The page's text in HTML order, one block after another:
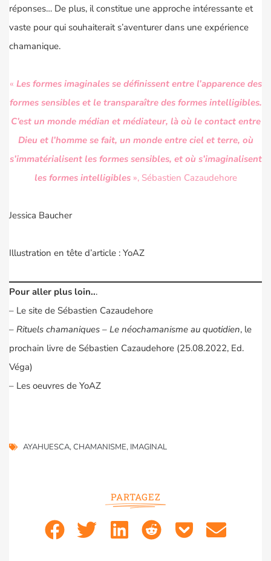
réponses… De plus, il constitue une approche intéressante et
vaste pour qui souhaiterait s’aventurer dans une expérience
chamanique.
« Les formes imaginales se définissent entre l’apparence des
formes sensibles et le transparaître des formes intelligibles.
C’est un monde médian et médiateur, là où le contact entre
Dieu et l’homme se fait, un monde entre ciel et terre, où
s’immatérialisent les formes sensibles, et où s’imaginalisent
les formes intelligibles », Sébastien Cazaudehore
Jessica Baucher
Illustration en tête d’article : YoAZ
Pour aller plus loin...
– Le site de Sébastien Cazaudehore
– Rituels chamaniques – Le néochamanisme au quotidien, le
prochain livre de Sébastien Cazaudehore (25.08.2022, Ed.
Véga)
– Les oeuvres de YoAZ
AYAHUESCA,CHAMANISME, IMAGINAL
PARTAGEZ